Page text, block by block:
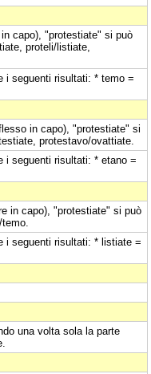
capo), "protestiate" si può
proteli/listiate,
i seguenti risultati: * temo =
in capo), "protestiate" si
protestavo/ovattiate.
i seguenti risultati: * etano =
in capo), "protestiate" si può
i seguenti risultati: * listiate =
una volta sola la parte